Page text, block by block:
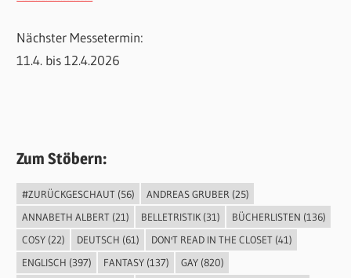
Nächster Messetermin:
11.4. bis 12.4.2026
Zum Stöbern:
#ZURÜCKGESCHAUT(56) ANDREAS GRUBER (25)
ANNABETH ALBERT(21) BELLETRISTIK(31) BÜCHERLISTEN (136)
COSY(22) DEUTSCH (61) DON'T READ IN THE CLOSET(41)
ENGLISCH (397) FANTASY(137) GAY(820)